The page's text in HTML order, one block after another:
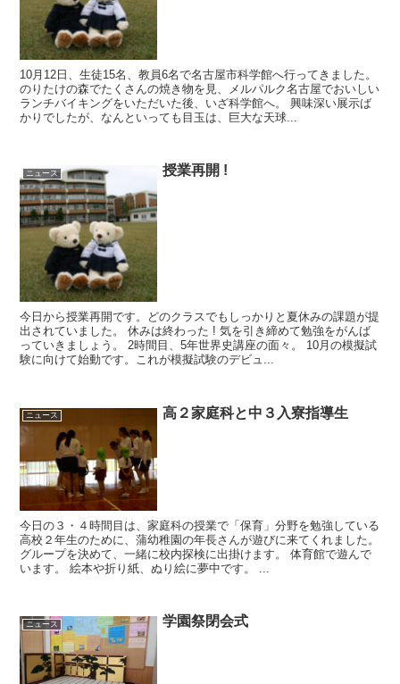
10月12日、生徒15名、教員6名で名古屋市科学館へ行ってきました。
のりたけの森でたくさんの焼き物を見、メルパルク名古屋でおいしい
ランチバイキングをいただいた後、いざ科学館へ。 興味深い展示ば
かりでしたが、なんといっても目玉は、巨大な天球...
ニュース 授業再開 !
今日から授業再開です。どのクラスでもしっかりと夏休みの課題が提
出されていました。 休みは終わった ! 気を引き締めて勉強をがんば
っていきましょう。 2時間目、5年世界史講座の面々。 10月の模擬試
験に向けて始動です。これが模擬試験のデビュ...
ニュース 高２家庭科と中３入寮指導生
今日の３・４時間目は、家庭科の授業で「保育」分野を勉強している
高校２年生のために、蒲幼稚園の年長さんが遊びに来てくれました。
グループを決めて、一緒に校内探検に出掛けます。 体育館で遊んで
います。 絵本や折り紙、ぬり絵に夢中です。 ...
ニュース 学園祭閉会式